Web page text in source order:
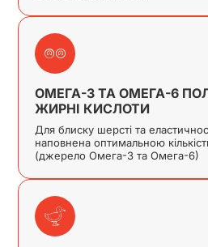
ОМЕГА-3 ТА ОМЕГА-6
ЖИРНІ КИСЛОТИ
Для блиску шерсті та
наповнена оптимальною
(джерело Омега-3 та Омега-6)